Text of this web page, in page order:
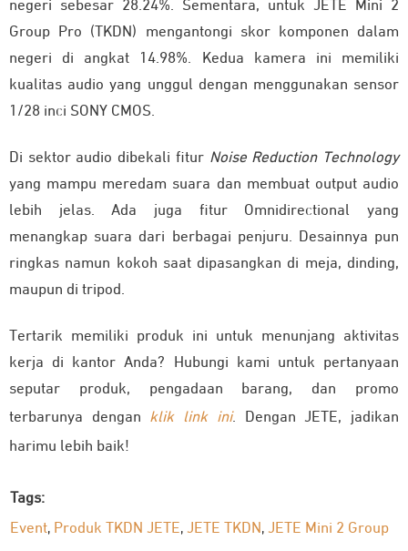
negeri sebesar 28.24%. Sementara, untuk JETE Mini 2
Group Pro (TKDN) mengantongi skor komponen dalam
negeri di angkat 14.98%. Kedua kamera ini memiliki
kualitas audio yang unggul dengan menggunakan sensor
1/28 inci SONY CMOS.
Di sektor audio dibekali fitur Noise Reduction Technology
yang mampu meredam suara dan membuat output audio
lebih jelas. Ada juga fitur Omnidirectional yang
menangkap suara dari berbagai penjuru. Desainnya pun
ringkas namun kokoh saat dipasangkan di meja, dinding,
maupun di tripod.
Tertarik memiliki produk ini untuk menunjang aktivitas
kerja di kantor Anda? Hubungi kami untuk pertanyaan
seputar produk, pengadaan barang, dan promo
terbarunya dengan klik link ini. Dengan JETE, jadikan
harimu lebih baik!
Tags:
Event, Produk TKDN JETE, JETE TKDN , JETE Mini 2 Group